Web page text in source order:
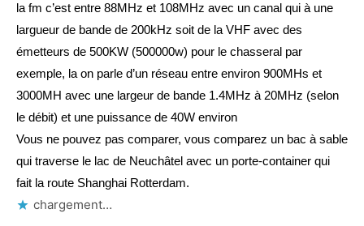
la fm c’est entre 88MHz et 108MHz avec un canal qui à une
largueur de bande de 200kHz soit de la VHF avec des
émetteurs de 500KW (500000w) pour le chasseral par
exemple, la on parle d’un réseau entre environ 900MHs et
3000MH avec une largeur de bande 1.4MHz à 20MHz (selon
le débit) et une puissance de 40W environ
Vous ne pouvez pas comparer, vous comparez un bac à sable
qui traverse le lac de Neuchâtel avec un porte-container qui
fait la route Shanghai Rotterdam.
chargement…